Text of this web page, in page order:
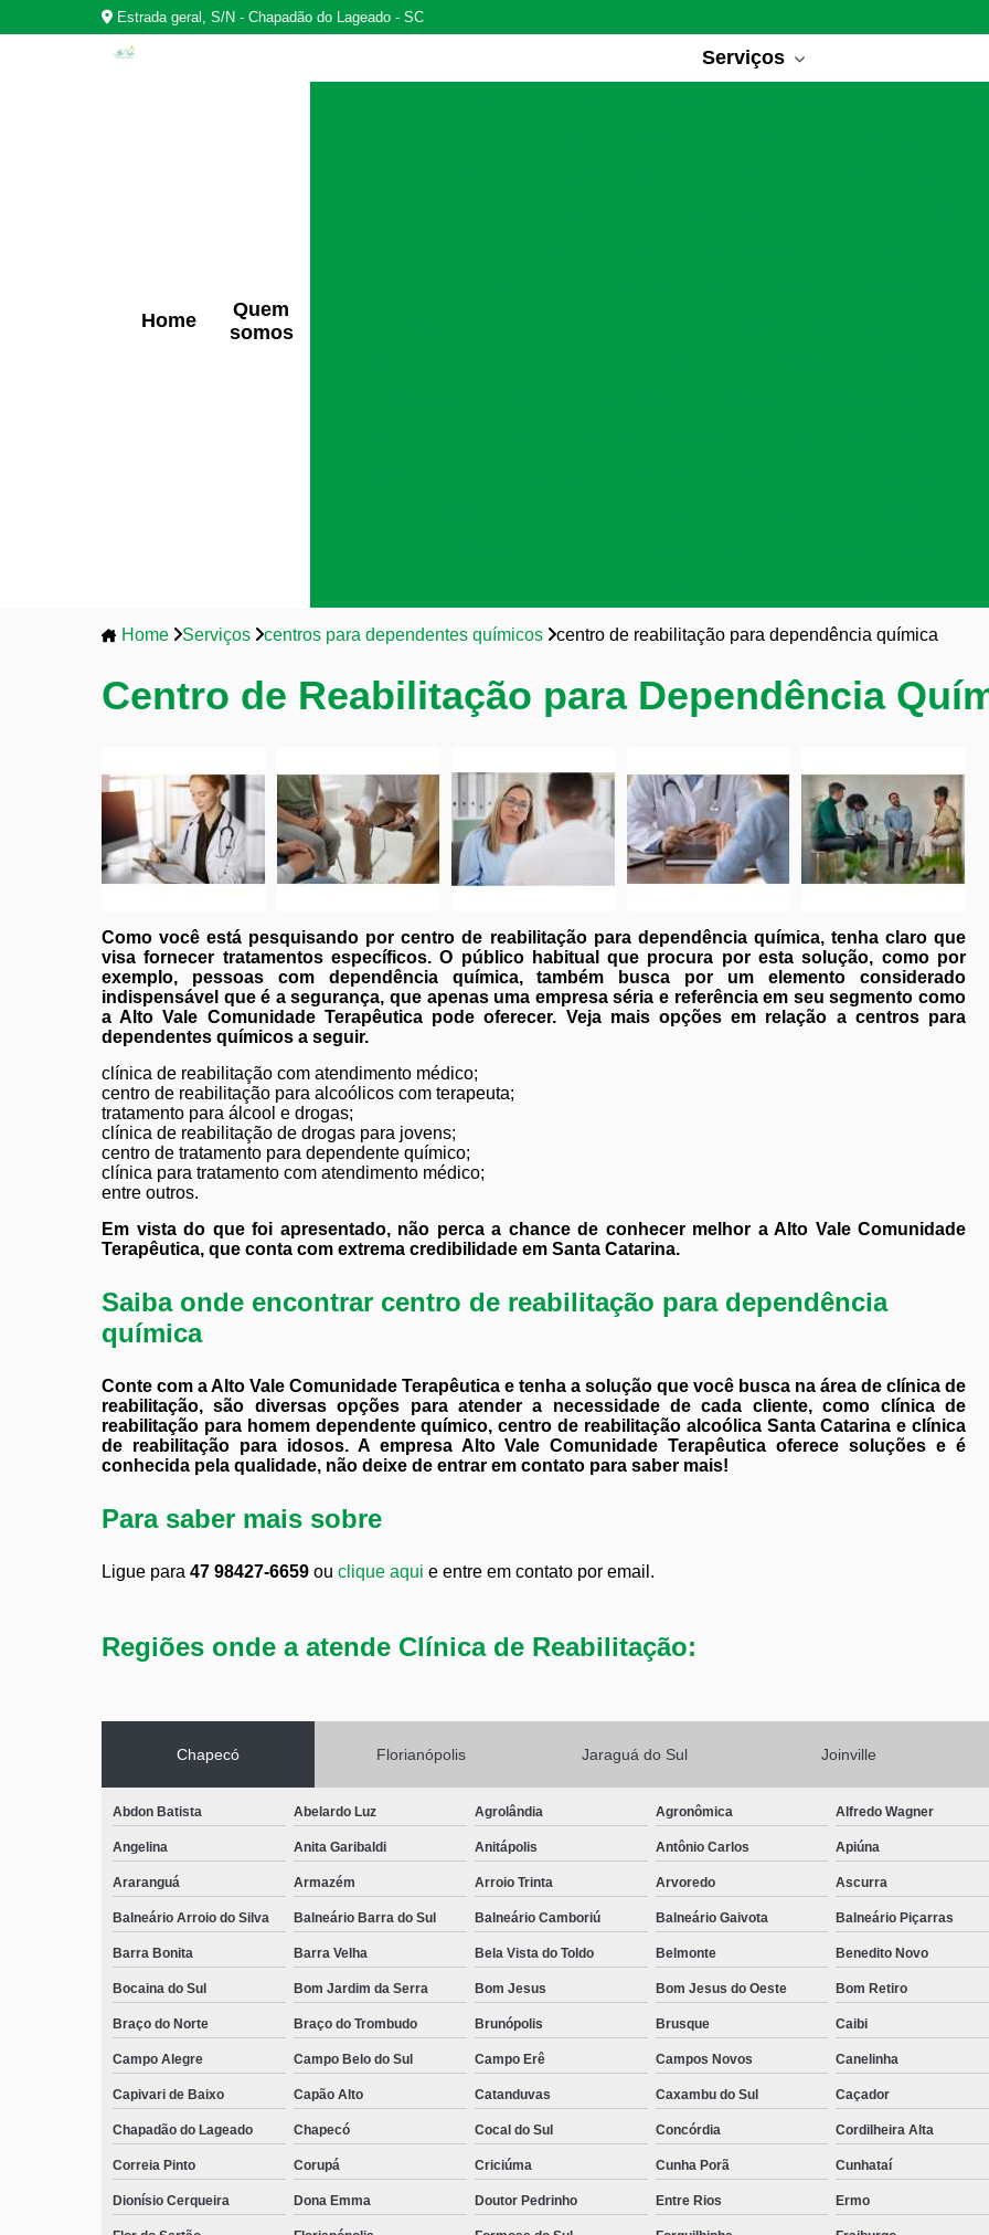
Estrada geral, S/N - Chapadão do Lageado - SC
Home
Quem
somos
Serviços
Home Serviços centros para dependentes químicos centro de reabilitação para dependência química
Centro de Reabilitação para Dependência
Como você está pesquisando por centro de reabilitação para dependência química, tenha claro que
visa fornecer tratamentos específicos. O público habitual que procura por esta solução, como por
exemplo, pessoas com dependência química, também busca por um elemento considerado
indispensável que é a segurança, que apenas uma empresa séria e referência em seu segmento como
a Alto Vale Comunidade Terapêutica pode oferecer. Veja mais opções em relação a centros para
dependentes químicos a seguir.
clínica de reabilitação com atendimento médico;
centro de reabilitação para alcoólicos com terapeuta;
tratamento para álcool e drogas;
clínica de reabilitação de drogas para jovens;
centro de tratamento para dependente químico;
clínica para tratamento com atendimento médico;
entre outros.
Em vista do que foi apresentado, não perca a chance de conhecer melhor a Alto Vale Comunidade
Terapêutica, que conta com extrema credibilidade em Santa Catarina.
Saiba onde encontrar centro de reabilitação para dependência
química
Conte com a Alto Vale Comunidade Terapêutica e tenha a solução que você busca na área de clínica de
reabilitação, são diversas opções para atender a necessidade de cada cliente, como clínica de
reabilitação para homem dependente químico, centro de reabilitação alcoólica Santa Catarina e clínica
de reabilitação para idosos. A empresa Alto Vale Comunidade Terapêutica oferece soluções e é
conhecida pela qualidade, não deixe de entrar em contato para saber mais!
Para saber mais sobre
Ligue para 47 98427-6659 ou clique aqui e entre em contato por email.
Regiões onde a atende Clínica de Reabilitação:
Chapecó Florianópolis Jaraguá do Sul Joinville
Abdon Batista Abelardo Luz Agrolândia Agronômica Alfredo Wagner
Angelina Anita Garibaldi Anitápolis Antônio Carlos Apiúna
Araranguá Armazém Arroio Trinta Arvoredo Ascurra
Balneário Arroio do Silva Balneário Barra do Sul Balneário Camboriú Balneário Gaivota Balneário Piçarras
Barra Bonita Barra Velha Bela Vista do Toldo Belmonte Benedito Novo
Bocaina do Sul Bom Jardim da Serra Bom Jesus Bom Jesus do Oeste Bom Retiro
Braço do Norte Braço do Trombudo Brunópolis Brusque Caibi
Campo Alegre Campo Belo do Sul Campo Erê Campos Novos Canelinha
Capivari de Baixo Capão Alto Catanduvas Caxambu do Sul Caçador
Chapadão do Lageado Chapecó Cocal do Sul Concórdia Cordilheira Alta
Correia Pinto Corupá Criciúma Cunha Porã Cunhataí
Dionísio Cerqueira Dona Emma Doutor Pedrinho Entre Rios Ermo